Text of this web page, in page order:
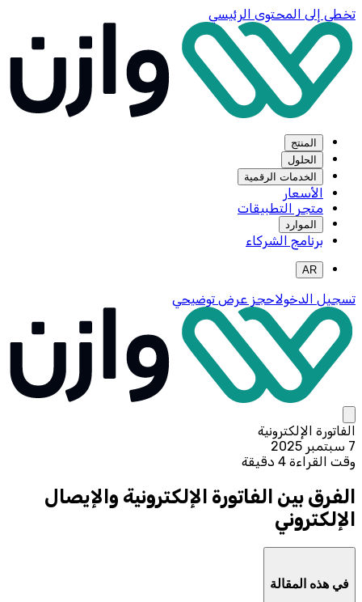
تخطي إلى المحتوى الرئيسي
المنتج
الحلول
الخدمات الرقمية
الأسعار
متجر التطبيقات
الموارد
برنامج الشركاء
AR
تسجيل الدخولاحجز عرض توضيحي
الفاتورة الإلكترونية
7 سبتمبر 2025
وقت القراءة 4 دقيقة
الفرق بين الفاتورة الإلكترونية والإيصال
الإلكتروني
في هذه المقالة